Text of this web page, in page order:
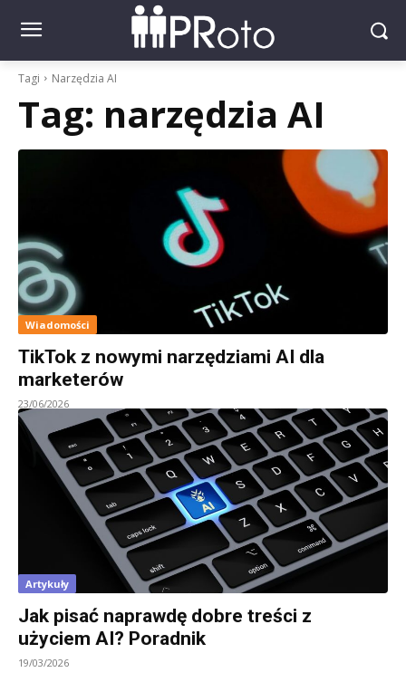
Tagi Narzędzia AI
Tag: narzędzia AI
Wiadomości
TikTok z nowymi narzędziami AI dla
marketerów
23/06/2026
Artykuły
Jak pisać naprawdę dobre treści z
użyciem AI? Poradnik
19/03/2026